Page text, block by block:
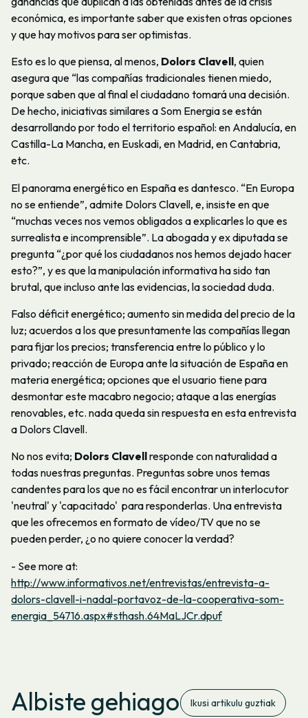
económica, es importante saber que existen otras opciones
y que hay motivos para ser optimistas.
Esto es lo que piensa, al menos, Dolors Clavell, quien
asegura que “las compañías tradicionales tienen miedo,
porque saben que al final el ciudadano tomará una decisión.
De hecho, iniciativas similares a Som Energia se están
desarrollando por todo el territorio español: en Andalucía, en
Castilla-La Mancha, en Euskadi, en Madrid, en Cantabria,
etc.
El panorama energético en España es dantesco. “En Europa
no se entiende”, admite Dolors Clavell, e, insiste en que
“muchas veces nos vemos obligados a explicarles lo que es
surrealista e incomprensible”. La abogada y ex diputada se
pregunta “¿por qué los ciudadanos nos hemos dejado hacer
esto?”, y es que la manipulación informativa ha sido tan
brutal, que incluso ante las evidencias, la sociedad duda.
Falso déficit energético; aumento sin medida del precio de la
luz; acuerdos a los que presuntamente las compañías llegan
para fijar los precios; transferencia entre lo público y lo
privado; reacción de Europa ante la situación de España en
materia energética; opciones que el usuario tiene para
desmontar este macabro negocio; ataque a las energías
renovables, etc. nada queda sin respuesta en esta entrevista
a Dolors Clavell.
No nos evita; Dolors Clavellresponde con naturalidad a
todas nuestras preguntas. Preguntas sobre unos temas
candentes para los que no es fácil encontrar un interlocutor
'neutral' y 'capacitado' para responderlas. Una entrevista
que les ofrecemos en formato de vídeo/TV que no se
pueden perder, ¿o no quiere conocer la verdad?
- See more at:
http://www.informativos.net/entrevistas/entrevista-a-
dolors-clavell-i-nadal-portavoz-de-la-cooperativa-som-
energia_54716.aspx#sthash.64MaLJCr.dpuf
Albiste gehiago Ikusi artikulu guztiak